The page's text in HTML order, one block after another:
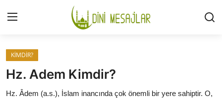
KİMDİR?
Hz. Adem Kimdir?
Hz. Âdem (a.s.), İslam inancında çok önemli bir yere sahiptir. O,